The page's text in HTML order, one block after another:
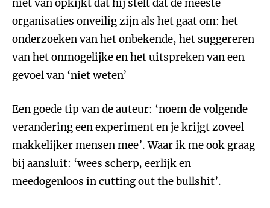
niet van opkijkt dat hij stelt dat de meeste
organisaties onveilig zijn als het gaat om: het
onderzoeken van het onbekende, het suggereren
van het onmogelijke en het uitspreken van een
gevoel van ‘niet weten’
Een goede tip van de auteur: ‘noem de volgende
verandering een experiment en je krijgt zoveel
makkelijker mensen mee’. Waar ik me ook graag
bij aansluit: ‘wees scherp, eerlijk en
meedogenloos in cutting out the bullshit’.